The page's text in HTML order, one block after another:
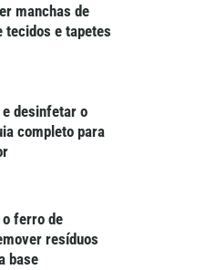
manchas de
tecidos e tapetes
desinfetar o
completo para
ferro de
resíduos
base